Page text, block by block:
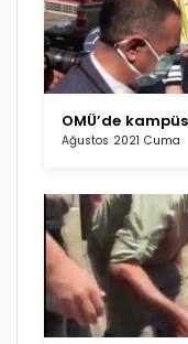
OMÜ’de
Ağustos 2021 Cuma